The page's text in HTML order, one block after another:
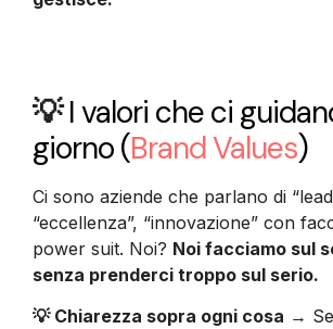
💡I valori che ci
giorno(Brand Values)
Ci sono aziende che parlano di
“eccellenza”, “innovazione” con
power suit. Noi? Noi facciamo sul
senza prenderci troppo sul serio.
💡 Chiarezza sopra ogni cosa →